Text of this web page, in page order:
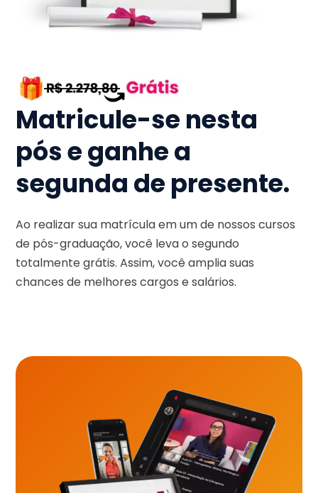
Matricule-se nesta
pós e ganhe a
segunda de presente.
Ao realizar sua matrícula em um de nossos cursos
de pós-graduação, você leva o segundo
totalmente grátis. Assim, você amplia suas
chances de melhores cargos e salários.